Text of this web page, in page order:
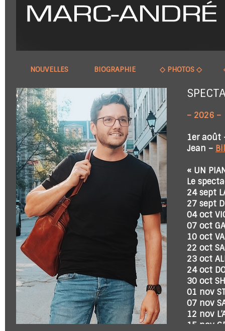
NOUVELLES BIOGRAPHIE ◇ PHOTOS ◇
– 2026 –
1er août
Jean –
« UN
Le
24 sept
27 sept
04 oct
07 oct
10 oct
22 oct
23 oct
24 oct
30 oct
01 nov
07 nov
12 nov
15 nov